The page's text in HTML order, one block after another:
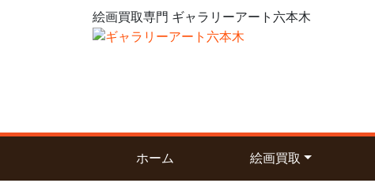
絵画買取専門 ギャラリーアート六本木
ホーム 絵画買取 (current)